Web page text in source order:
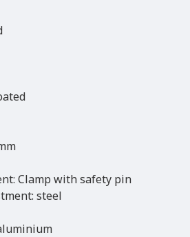
Clamp with safety pin
steel